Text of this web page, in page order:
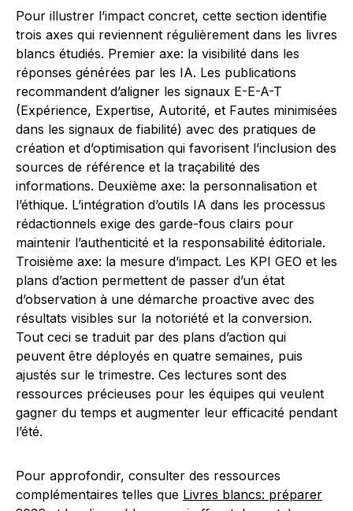
Pour illustrer l’impact concret, cette section identifie
trois axes qui reviennent régulièrement dans les livres
blancs étudiés. Premier axe: la visibilité dans les
réponses générées par les IA. Les publications
recommandent d’aligner les signaux E-E-A-T
(Expérience, Expertise, Autorité, et Fautes minimisées
dans les signaux de fiabilité) avec des pratiques de
création et d’optimisation qui favorisent l’inclusion des
sources de référence et la traçabilité des
informations. Deuxième axe: la personnalisation et
l’éthique. L’intégration d’outils IA dans les processus
rédactionnels exige des garde-fous clairs pour
maintenir l’authenticité et la responsabilité éditoriale.
Troisième axe: la mesure d’impact. Les KPI GEO et les
plans d’action permettent de passer d’un état
d’observation à une démarche proactive avec des
résultats visibles sur la notoriété et la conversion.
Tout ceci se traduit par des plans d’action qui
peuvent être déployés en quatre semaines, puis
ajustés sur le trimestre. Ces lectures sont des
ressources précieuses pour les équipes qui veulent
gagner du temps et augmenter leur efficacité pendant
l’été.
Pour approfondir, consulter des ressources
complémentaires telles que Livres blancs: préparer